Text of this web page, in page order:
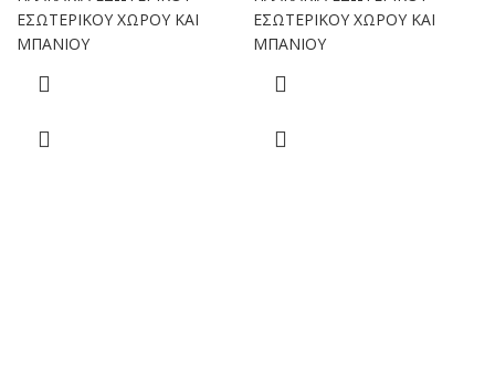
ΕΣΩΤΕΡΙΚΟΥ ΧΩΡΟΥ ΚΑΙ
ΜΠΑΝΙΟΥ
ΕΣΩΤΕΡΙΚΟΥ ΧΩΡΟΥ ΚΑΙ
ΜΠΑΝΙΟΥ